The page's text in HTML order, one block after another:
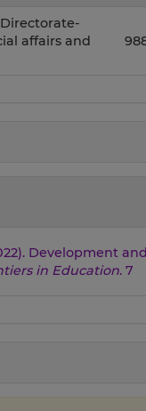
affairs and
Development
in Education. 7